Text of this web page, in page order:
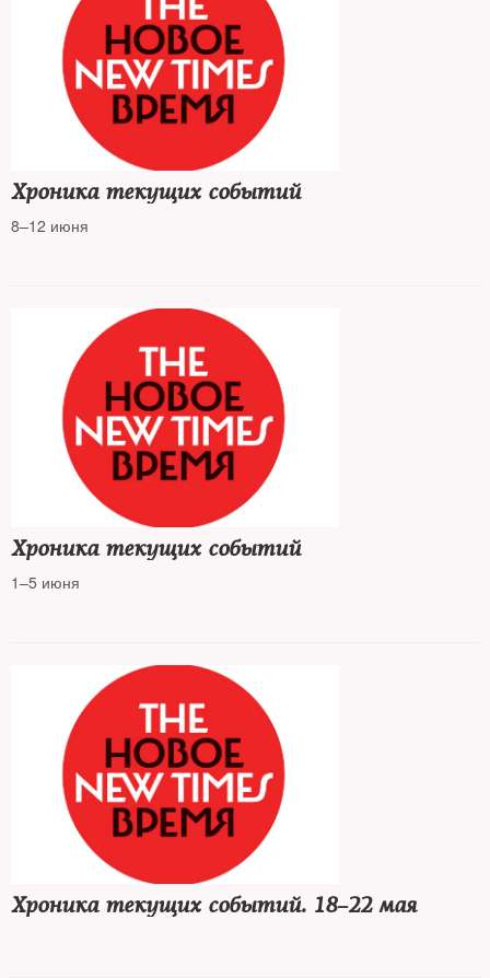
Хроника текущих событий
8–12 июня
Хроника текущих событий
1–5 июня
Хроника текущих событий. 18–22 мая